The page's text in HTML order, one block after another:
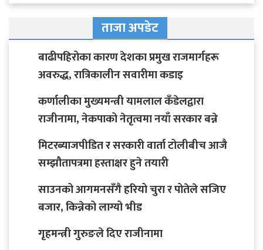
ताजा अपडेट
बाढीपहिरोका कारण देशका प्रमुख राजमार्गहरू
अवरुद्ध, रात्रिकालीन सवारीमा कडाइ
कर्णालीका मुख्यमन्त्री यामलाल कँडेलद्वारा
राजीनामा, नेकपाको नेतृत्वमा नयाँ सरकार बन्ने
मिटरब्याजपीडित र सरकारी वार्ता टोलीबीच आजै
सम्झौतापत्रमा हस्ताक्षर हुने तयारी
साउनको आगमनसँगै हरियो चुरा र पोतेले सजिए
बजार, किन्नेको लाग्यो भीड
गृहमन्त्री गुरुङले दिए राजीनामा